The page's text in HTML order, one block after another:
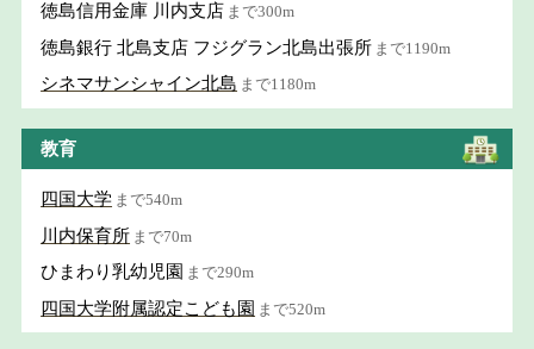
徳島信用金庫 川内支店 まで300m
徳島銀行 北島支店 フジグラン北島出張所 まで1190m
シネマサンシャイン北島 まで1180m
教育
四国大学 まで540m
川内保育所 まで70m
ひまわり乳幼児園 まで290m
四国大学附属認定こども園 まで520m